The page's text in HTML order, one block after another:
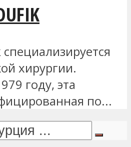
хирургии.
году, эта
по...